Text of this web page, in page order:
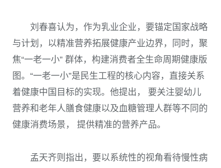
刘春喜认为，作为乳业企业，要锚定国家战略
与计划，以精准营养拓展健康产业边界，同时，聚
焦“一老一小” 群体，构建消费者全生命周期健康版
图。“一老一小”是民生工程的核心内容，直接关系
着健康中国目标的实现。他提出， 要关注婴幼儿
营养和老年人膳食健康以及血糖管理人群等不同的
健康消费场景， 提供精准的营养产品。
孟天齐则指出，要以系统性的视角看待慢性病